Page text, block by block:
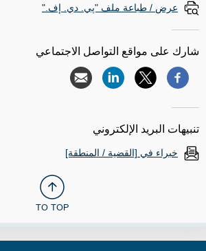
عرض / طباعة ملف "پي. دي. إف."
شارك على مواقع التواصل الاجتماعي
تنبيهات البريد الإلكتروني
خبراء في [القضية / المنطقة]
TO TOP